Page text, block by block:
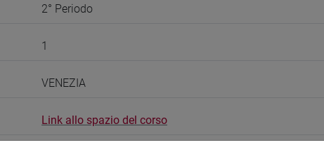
2° Periodo
1
VENEZIA
Link allo spazio del corso